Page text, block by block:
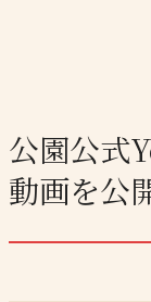
公園公式
動画を公